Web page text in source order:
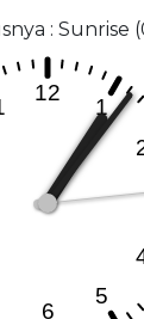
: Sunrise